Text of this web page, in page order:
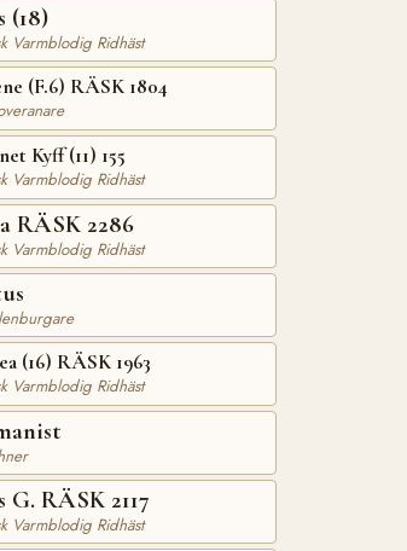
(18)
Varmblodig Ridhäst
(F.6) RÄSK 1804
Kyff (11) 155
Varmblodig Ridhäst
RÄSK 2286
Varmblodig Ridhäst
(16) RÄSK 1963
Varmblodig Ridhäst
G. RÄSK 2117
Varmblodig Ridhäst